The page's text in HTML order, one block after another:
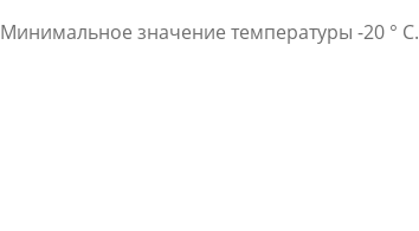
Минимальное значение температуры -20 ° C.